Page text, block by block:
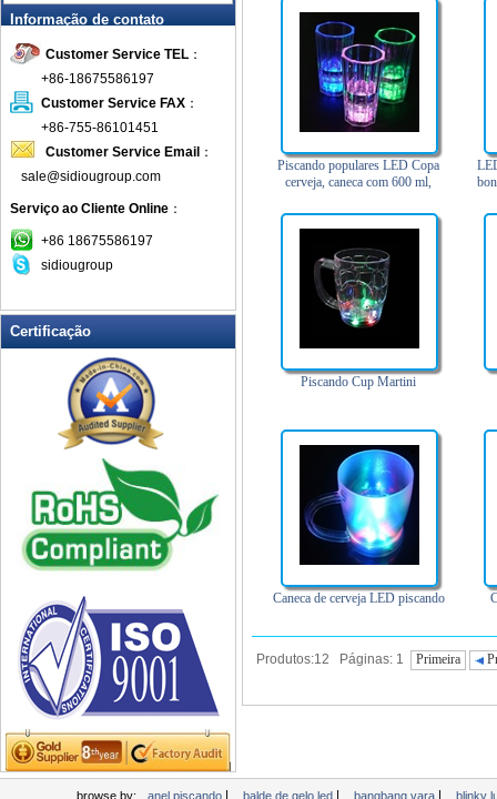
EL Flashing T-Shirt
EL Luz carro crachá
Emblema piscando
Flashing T-shirts
Ice Cube piscando
LED abridores de garrafa
chaveiro
LED agitadores da bebida
LED Candle Light Chá
LED Centerpieces Partido
LED piscando Clapper
LED piscando copo
LED piscando Dice
LED piscando óculos de sol
Light Up Forks
Light Up Pens
Light Up Servir Bandejas
Light Up Swizzle
Luz LED Up Encachado
Luz Wands
Mini Fan piscando
Mini lanterna LED
Piscando abridor de vinho
Piscando canecas de cerveja
Piscando chuveiro torneira
Piscando Frisbee
Informação de contato
Customer Service TEL ：
+86-18675586197
Customer Service FAX ：
+86-755-86101451
Customer Service Email ：
sale@sidiougroup.com
Serviço ao Cliente Online ：
+86 18675586197
sidiougroup
Certificação
Piscando populares LED Copa
cerveja, caneca com 600 ml,
Piscando Cup Martini
Caneca de cerveja LED piscando
Produtos:12 Páginas: 1 Primeira
browse by: anel piscando | balde de gelo led | bangbang vara | blinky